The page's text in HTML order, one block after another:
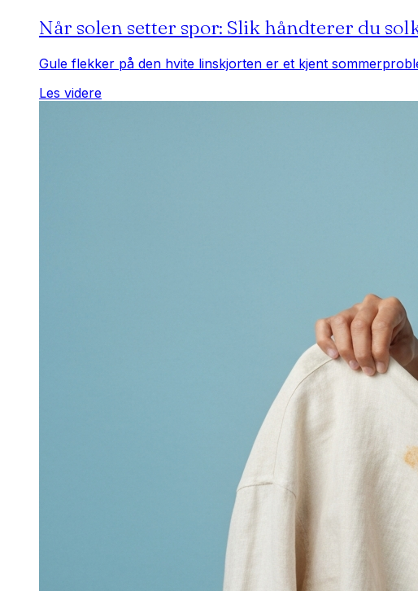
Når solen setter spor: Slik håndterer du
Gule flekker på den hvite linskjorten er et kjent
Les videre